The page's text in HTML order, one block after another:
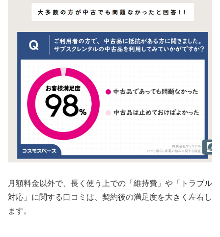
月額料金以外で、長く使う上での「維持費」や「トラブル
対応」に関する口コミは、契約後の満足度を大きく左右し
ます。